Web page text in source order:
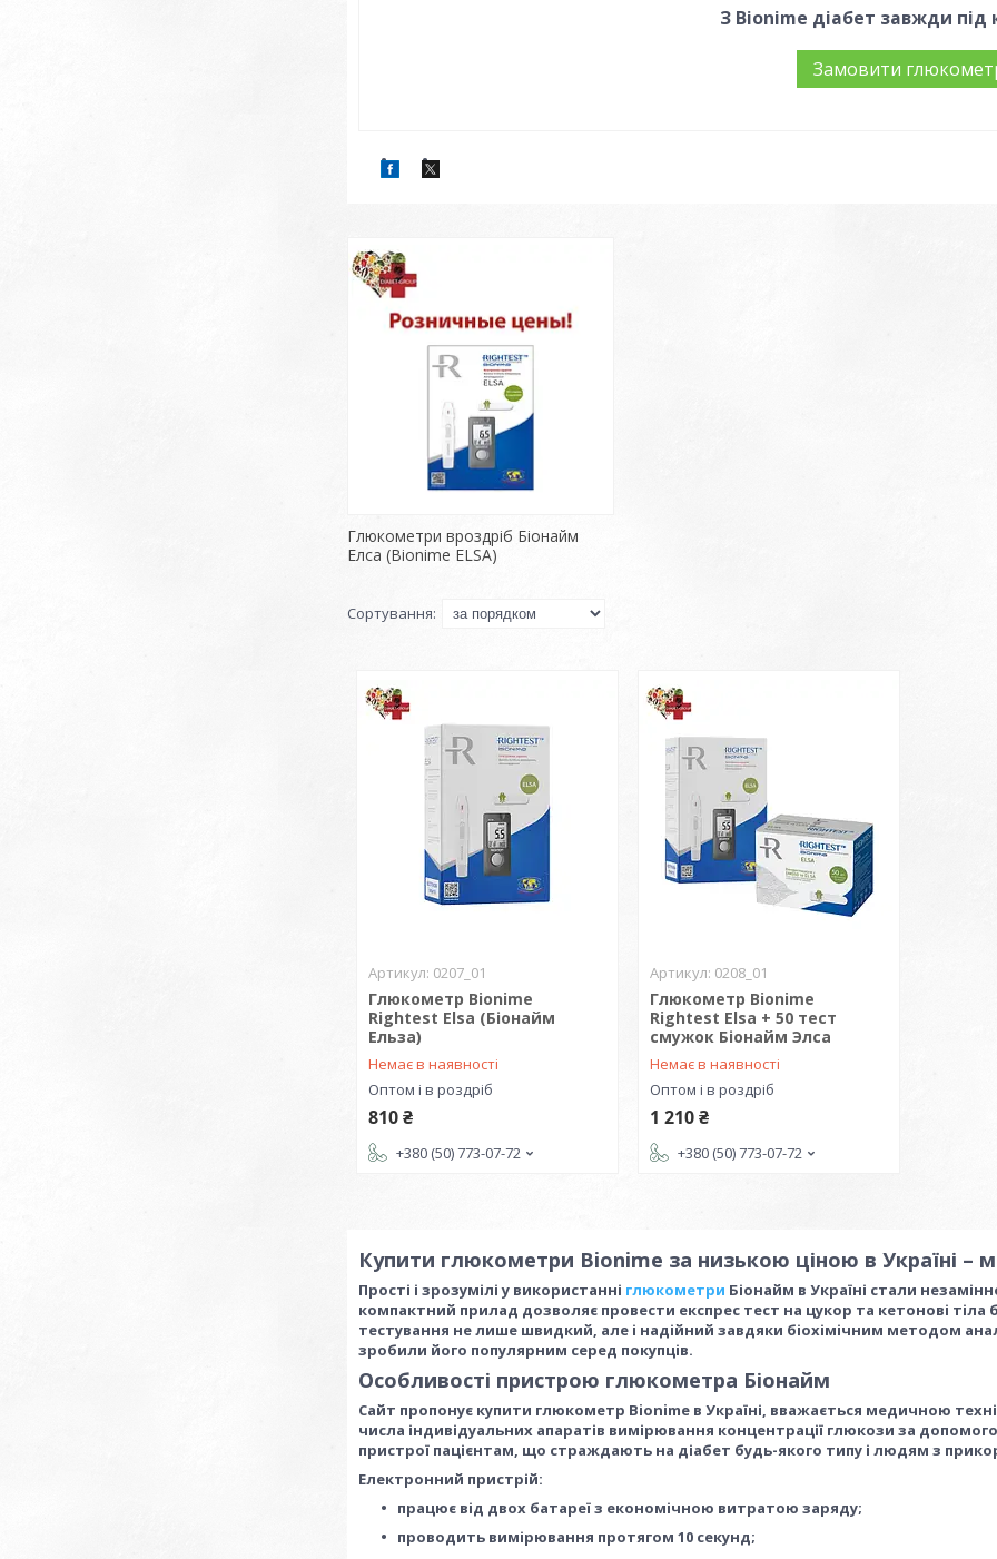
З Bionime діабет завжди під
Замовити
Глюкометри вроздріб Біонайм
Елса (Bionime ELSA)
0207_01
Глюкометр Bionime
Rightest Elsa (Біонайм
Ельза)
Немає в наявності
Оптом і в роздріб
810 ₴
+380 (50) 773-07-72
0208_01
Глюкометр Bionime
Rightest Elsa + 50 тест
смужок Біонайм Элса
Немає в наявності
Оптом і в роздріб
1 210 ₴
+380 (50) 773-07-72
Купити глюкометри Bionime за низькою ціною в Україні –
Прості і зрозумілі у використанні глюкометри Біонайм в Україні стали
компактний прилад дозволяє провести експрес тест на цукор та кетонові тіла
тестування не лише швидкий, але і надійний завдяки біохімічним методом
зробили його популярним серед покупців.
Особливості пристрою глюкометра Біонайм
Сайт пропонує купити глюкометр Bionime в Україні, вважається медичною
числа індивідуальних апаратів вимірювання концентрації глюкози за
пристрої пацієнтам, що страждають на діабет будь-якого типу і людям з
Електронний пристрій:
працює від двох батареї з економічною витратою заряду;
проводить вимірювання протягом 10 секунд;